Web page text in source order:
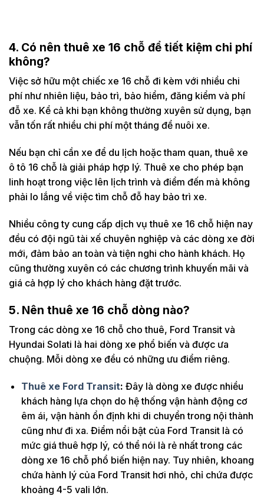
4. Có nên thuê xe 16 chỗ để tiết kiệm chi phí
không?
Việc sở hữu một chiếc xe 16 chỗ đi kèm với nhiều chi
phí như nhiên liệu, bảo trì, bảo hiểm, đăng kiểm và phí
đỗ xe. Kể cả khi bạn không thường xuyên sử dụng, bạn
vẫn tốn rất nhiều chi phí một tháng để nuôi xe.
Nếu bạn chỉ cần xe để du lịch hoặc tham quan, thuê xe
ô tô 16 chỗ là giải pháp hợp lý. Thuê xe cho phép bạn
linh hoạt trong việc lên lịch trình và điểm đến mà không
phải lo lắng về việc tìm chỗ đỗ hay bảo trì xe.
Nhiều công ty cung cấp dịch vụ thuê xe 16 chỗ hiện nay
đều có đội ngũ tài xế chuyên nghiệp và các dòng xe đời
mới, đảm bảo an toàn và tiện nghi cho hành khách. Họ
cũng thường xuyên có các chương trình khuyến mãi và
giá cả hợp lý cho khách hàng đặt trước.
5. Nên thuê xe 16 chỗ dòng nào?
Trong các dòng xe 16 chỗ cho thuê, Ford Transit và
Hyundai Solati là hai dòng xe phổ biến và được ưa
chuộng. Mỗi dòng xe đều có những ưu điểm riêng.
Thuê xe Ford Transit: Đây là dòng xe được nhiều
khách hàng lựa chọn do hệ thống vận hành động cơ
êm ái, vận hành ổn định khi di chuyển trong nội thành
cũng như đi xa. Điểm nổi bật của Ford Transit là có
mức giá thuê hợp lý, có thể nói là rẻ nhất trong các
dòng xe 16 chỗ phổ biến hiện nay. Tuy nhiên, khoang
chứa hành lý của Ford Transit hơi nhỏ, chỉ chứa được
khoảng 4-5 vali lớn.